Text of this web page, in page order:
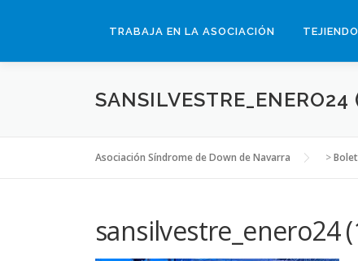
TRABAJA EN LA ASOCIACIÓN
SANSILVESTRE_ENERO24
Asociación Síndrome de Down de Navarra >
sansilvestre_enero24